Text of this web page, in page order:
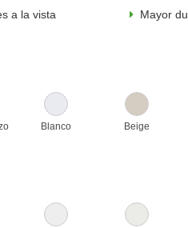
a la vista Mayor
Blanco Beige